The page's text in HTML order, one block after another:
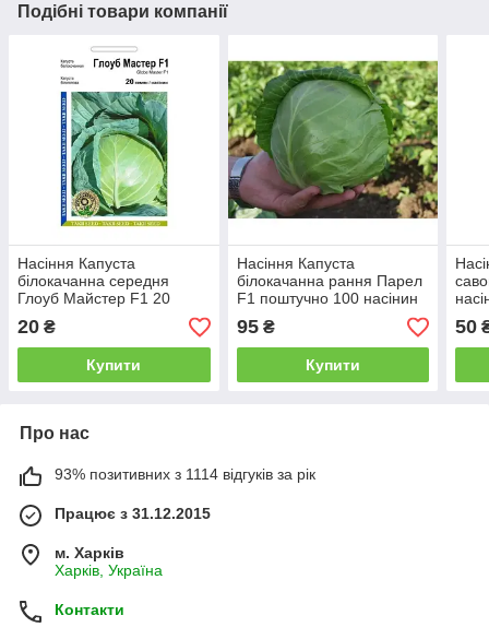
Подібні товари компанії
Насіння Капуста
білокачанна середня
Глоуб Майстер F1 20
насінин Takii Seed Агропак
20 ₴
Купити
Насіння Капуста
білокачанна рання Парел
F1 поштучно 100 насінин
Bejo Zaden
95₴
Купити
50
Про нас
93% позитивних з 1114 відгуків за рік
Працює з 31.12.2015
м. Харків
Харків, Україна
Контакти